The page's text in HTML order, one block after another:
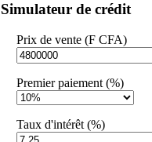
Simulateur de crédit
Prix de vente (F CFA)
Premier paiement (%)
Taux d'intérêt (%)